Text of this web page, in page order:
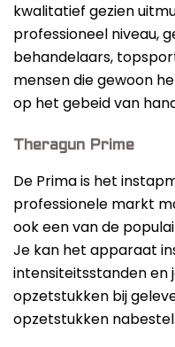
kwalitatief gezien
professioneel niveau,
behandelaars,
mensen die gewoon
op het gebeid van
Theragun Prime
De Prima is het
professionele markt
ook een van de
Je kan het apparaat
intensiteitsstanden en
opzetstukken bij
opzetstukken